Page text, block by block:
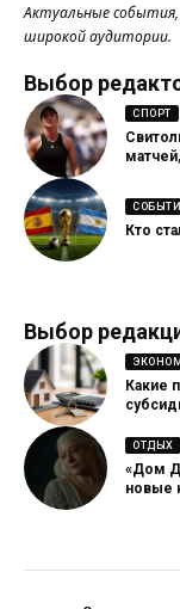
Актуальные
широкой аудитории.
Выбор
СПОРТ
Кто
Выбор
Какие
ОТДЫХ
«Дом
новые